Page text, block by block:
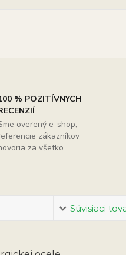
% POZITÍVNYCH
overený e-shop,
zákazníkov
za všetko
Súvisiaci